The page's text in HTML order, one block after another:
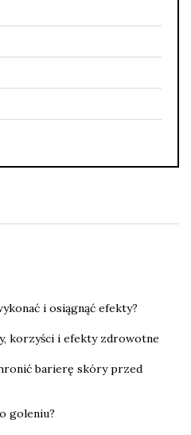
i osiągnąć efekty?
korzyści i efekty zdrowotne
barierę skóry przed
goleniu?